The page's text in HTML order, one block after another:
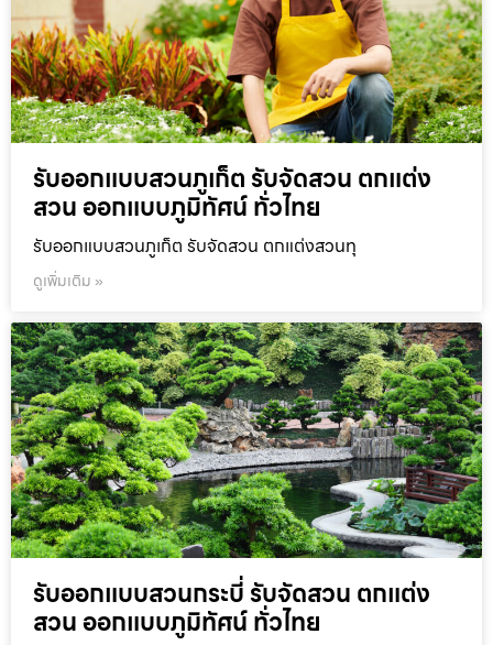
รับออกแบบสวนภูเก็ต รับจัดสวน ตกแต่ง
สวน ออกแบบภูมิทัศน์ ทั่วไทย
รับออกแบบสวนภูเก็ต รับจัดสวน ตกแต่งสวนทุ
ดูเพิ่มเติม »
รับออกแบบสวนกระบี่ รับจัดสวน ตกแต่ง
สวน ออกแบบภูมิทัศน์ ทั่วไทย